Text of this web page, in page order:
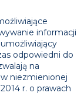
informacji
odpowiedni do
na
niezmienionej
r. o prawach